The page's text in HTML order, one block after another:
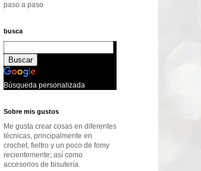
paso a paso
busca
Búsqueda personalizada
Sobre mis gustos
Me gusta crear cosas en diferentes
técnicas, principalmente en
crochet, fieltro y un poco de fomy
recientemente; así como
accesorios de bisutería.